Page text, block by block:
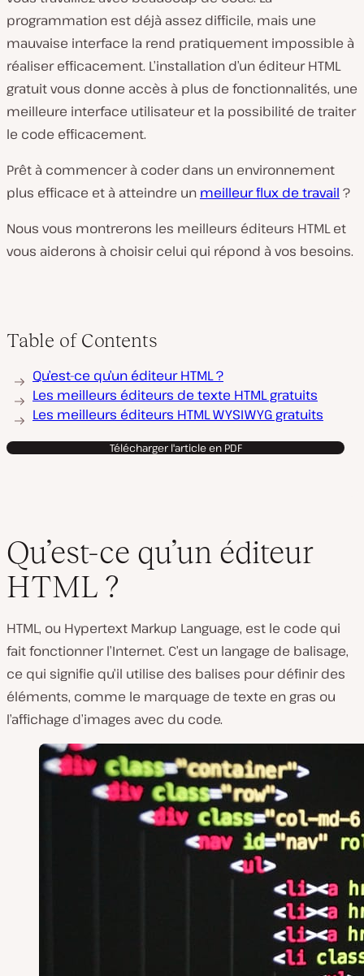
programmation est déjà assez difficile, mais une
mauvaise interface la rend pratiquement impossible à
réaliser efficacement. L’installation d’un éditeur HTML
gratuit vous donne accès à plus de fonctionnalités, une
meilleure interface utilisateur et la possibilité de traiter
le code efficacement.
Prêt à commencer à coder dans un environnement
plus efficace et à atteindre un meilleur flux de travail ?
Nous vous montrerons les meilleurs éditeurs HTML et
vous aiderons à choisir celui qui répond à vos besoins.
Table of Contents
Qu’est-ce qu’un éditeur HTML ?
Les meilleurs éditeurs de texte HTML gratuits
Les meilleurs éditeurs HTML WYSIWYG gratuits
Télécharger l'article en PDF
Qu’est-ce qu’un éditeur
HTML ?
HTML, ou Hypertext Markup Language, est le code qui
fait fonctionner l’Internet. C’est un langage de balisage,
ce qui signifie qu’il utilise des balises pour définir des
éléments, comme le marquage de texte en gras ou
l’affichage d’images avec du code.